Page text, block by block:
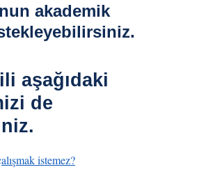
akademik
aşağıdaki
de
istemez?